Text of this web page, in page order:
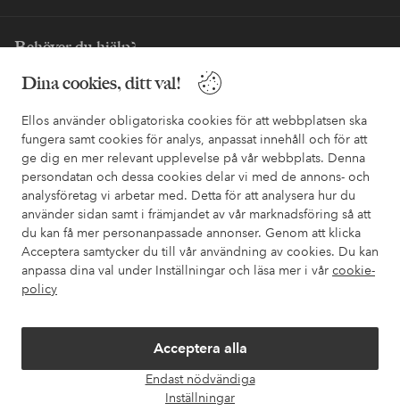
Dina cookies, ditt val!
Ellos använder obligatoriska cookies för att webbplatsen ska
fungera samt cookies för analys, anpassat innehåll och för att
ge dig en mer relevant upplevelse på vår webbplats. Denna
persondatan och dessa cookies delar vi med de annons- och
analysföretag vi arbetar med. Detta för att analysera hur du
använder sidan samt i främjandet av vår marknadsföring så att
du kan få mer personanpassade annonser. Genom att klicka
Acceptera samtycker du till vår användning av cookies. Du kan
anpassa dina val under Inställningar och läsa mer i vår cookie-
policy
Acceptera alla
Endast nödvändiga
Inställningar
Behöver du hjälp?
I vår FAQ hittar du svaren på de vanligaste frågorna. Här finns
också information om hur du enklast kontaktar oss.
Kundservice Beställning Betalsätt
Mina sidor
Om Ellos
Villkor